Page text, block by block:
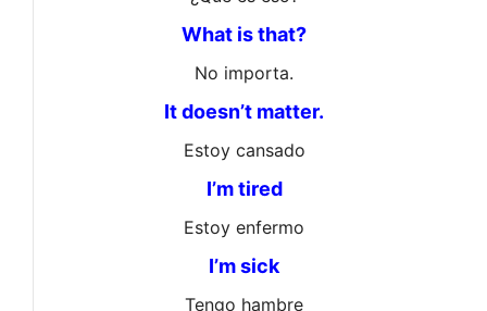
What is that?
No importa.
It doesn’t matter.
Estoy cansado
I’m tired
Estoy enfermo
I’m sick
Tengo hambre